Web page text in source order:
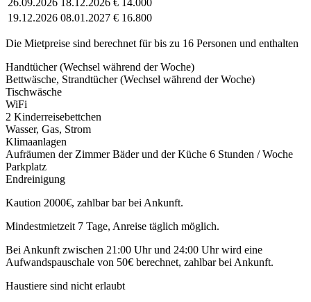
19.12.2026 08.01.2027 € 16.800
Die Mietpreise sind berechnet für bis zu 16 Personen und enthalten
Handtücher (Wechsel während der Woche)
Bettwäsche, Strandtücher (Wechsel während der Woche)
Tischwäsche
WiFi
2 Kinderreisebettchen
Wasser, Gas, Strom
Klimaanlagen
Aufräumen der Zimmer Bäder und der Küche 6 Stunden / Woche
Parkplatz
Endreinigung
Kaution 2000€, zahlbar bar bei Ankunft.
Mindestmietzeit 7 Tage, Anreise täglich möglich.
Bei Ankunft zwischen 21:00 Uhr und 24:00 Uhr wird eine
Aufwandspauschale von 50€ berechnet, zahlbar bei Ankunft.
Haustiere sind nicht erlaubt